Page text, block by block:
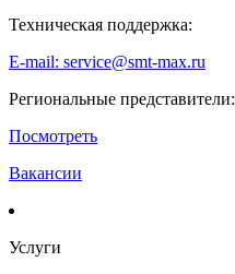
Техническая поддержка:
E-mail: service@smt-max.ru
Региональные представители:
Посмотреть
Вакансии
Услуги